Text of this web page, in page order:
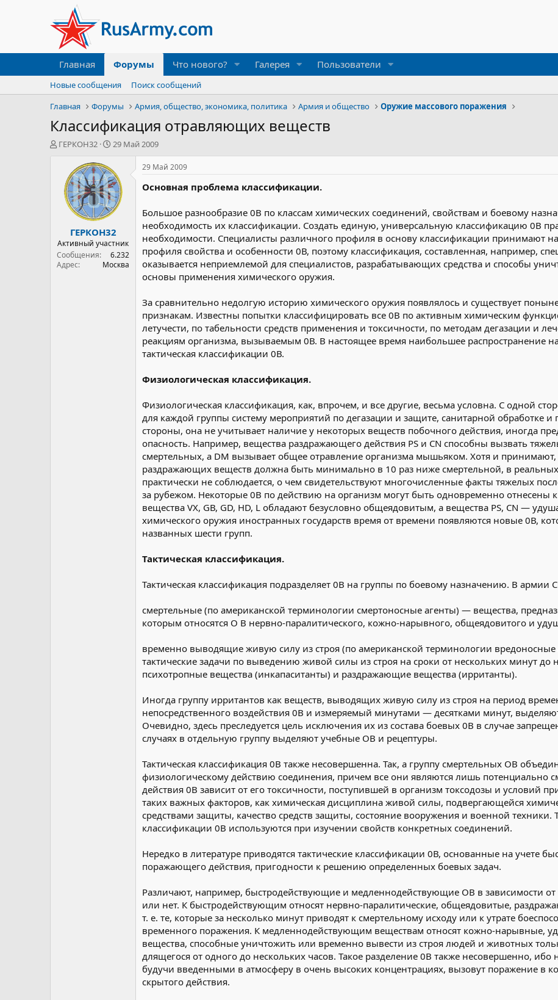
Главная Форумы Что нового? Галерея Пользователи
Новые сообщения
Поиск сообщений
Главная
Форумы Армия, общество, экономика, политика Армия и общество Оружие массового поражения
Классификация отравляющих веществ
А
ГЕРКОН32
Д
а
н
а
ч
л
а
29 Май 2009
ГЕРКОН32
Активный участник
Сообщения
6.232
Адрес
Москва
29 Май 2009
Основная проблема классификации.
Большое разнообразие 0В по классам химических соединений, свойствам и боевому
необходимость их классификации. Создать единую, универсальную классификацию 0В
необходимости. Специалисты различного профиля в основу классификации принимают
профиля свойства и особенности 0В, поэтому классификация, составленная, например,
оказывается неприемлемой для специалистов, разрабатывающих средства и способы
основы применения химического оружия.
За сравнительно недолгую историю химического оружия появлялось и существует
признакам. Известны попытки классифицировать все 0В по активным химическим
летучести, по табельности средств применения и токсичности, по методам дегазации и
реакциям организма, вызываемым 0В. В настоящее время наибольшее распространение
тактическая классификации 0В.
Физиологическая классификация.
Физиологическая классификация, как, впрочем, и все другие, весьма условна. С одной
для каждой группы систему мероприятий по дегазации и защите, санитарной обработке
стороны, она не учитывает наличие у некоторых веществ побочного действия, иногда
опасность. Например, вещества раздражающего действия РS и СN способны вызвать
смертельных, а DМ вызывает общее отравление организма мышьяком. Хотя и принимают,
раздражающих веществ должна быть минимально в 10 раз ниже смертельной, в
практически не соблюдается, о чем свидетельствуют многочисленные факты тяжелых
за рубежом. Некоторые 0В по действию на организм могут быть одновременно отнесены
вещества VХ, GВ, GD, НD, L обладают безусловно общеядовитым, а вещества РS, СN —
химического оружия иностранных государств время от времени появляются новые 0В,
названных шести групп.
Тактическая классификация.
Тактическая классификация подразделяет 0В на группы по боевому назначению. В
смертельные (по американской терминологии смертоносные агенты) — вещества,
которым относятся О В нервно-паралитического, кожно-нарывного, общеядовитого и
временно выводящие живую силу из строя (по американской терминологии
тактические задачи по выведению живой силы из строя на сроки от нескольких минут до
психотропные вещества (инкапаситанты) и раздражающие вещества (ирританты).
Иногда группу ирритантов как веществ, выводящих живую силу из строя на период
непосредственного воздействия 0В и измеряемый минутами — десятками минут,
Очевидно, здесь преследуется цель исключения их из состава боевых 0В в случае
случаях в отдельную группу выделяют учебные ОВ и рецептуры.
Тактическая классификация 0В также несовершенна. Так, а группу смертельных ОВ
физиологическому действию соединения, причем все они являются лишь потенциально
действия 0В зависит от его токсичности, поступившей в организм токсодозы и условий
таких важных факторов, как химическая дисциплина живой силы, подвергающейся
средствами защиты, качество средств защиты, состояние вооружения и военной техники.
классификации 0В используются при изучении свойств конкретных соединений.
Нередко в литературе приводятся тактические классификации 0В, основанные на учете
поражающего действия, пригодности к решению определенных боевых задач.
Различают, например, быстродействующие и медленнодействующие ОВ в зависимости
или нет. К быстродействующим относят нервно-паралитические, общеядовитые,
т. е. те, которые за несколько минут приводят к смертельному исходу или к утрате
временного поражения. К медленнодействующим веществам относят кожно-нарывные,
вещества, способные уничтожить или временно вывести из строя людей и животных
длящегося от одного до нескольких часов. Такое разделение 0В также несовершенно,
будучи введенными в атмосферу в очень высоких концентрациях, вызовут поражение в
скрытого действия.